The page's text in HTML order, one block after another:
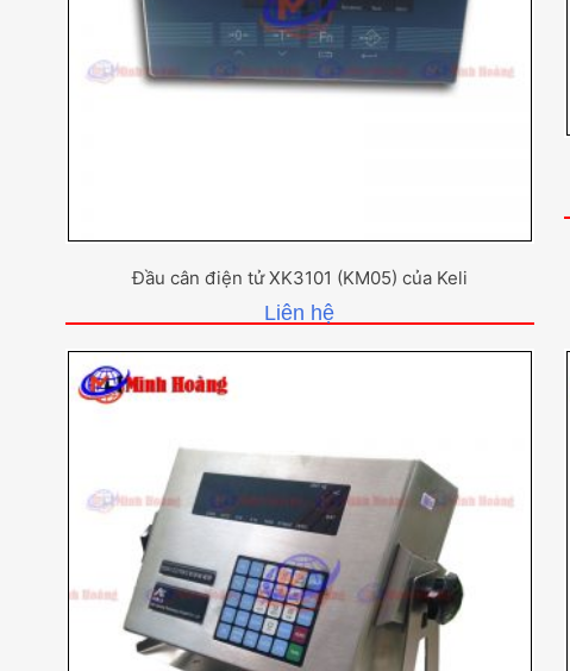
Đầu cân điện tử XK3101 (KM05) của Keli
Liên hệ